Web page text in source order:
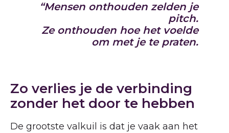
“Mensen onthouden zelden je
pitch.
Ze onthouden hoe het voelde
om met je te praten.
Zo verlies je de verbinding
zonder het door te hebben
De grootste valkuil is dat je vaak aan het